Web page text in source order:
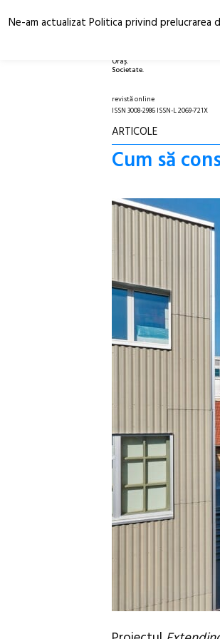
Oraș.
Societate.
revistă online
ISSN 3008-2986 ISSN-L 2069-721X
ARTICOLE
Cum să
Ne-am actualizat Politica privind